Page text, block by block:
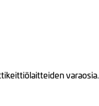
varaosia.